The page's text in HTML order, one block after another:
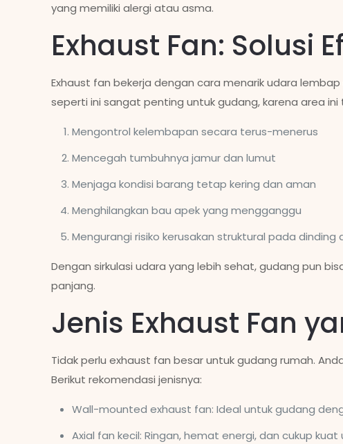
yang memiliki alergi atau asma.
Exhaust Fan: Solusi
Exhaust fan bekerja dengan cara menarik udara
seperti ini sangat penting untuk gudang, karena area
Mengontrol kelembapan secara terus-menerus
Mencegah tumbuhnya jamur dan lumut
Menjaga kondisi barang tetap kering dan aman
Menghilangkan bau apek yang mengganggu
Mengurangi risiko kerusakan struktural pada
Dengan sirkulasi udara yang lebih sehat, gudang pun
panjang.
Jenis Exhaust Fan
Tidak perlu exhaust fan besar untuk gudang rumah.
Berikut rekomendasi jenisnya:
Wall-mounted exhaust fan: Ideal untuk gudang
Axial fan kecil: Ringan, hemat energi, dan cukup